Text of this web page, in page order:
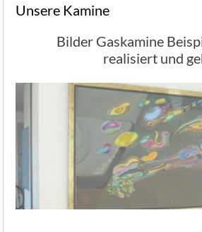
Unsere Kamine
Bilder Gaskamine
realisiert und